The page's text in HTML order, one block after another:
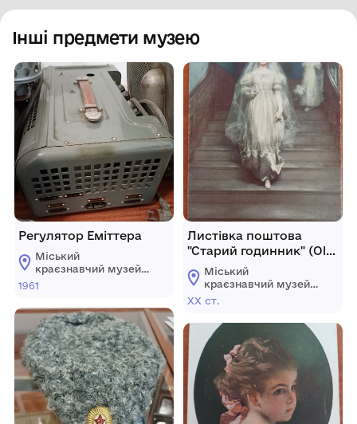
Інші предмети музею
Регулятор Еміттера
Міський
краєзнавчий музей
Гайсинщини
1961
Листівка поштова
"Старий годинник" (Old
Clock on the Strairs)
США
Міський
краєзнавчий музей
Гайсинщини
ХХ ст.